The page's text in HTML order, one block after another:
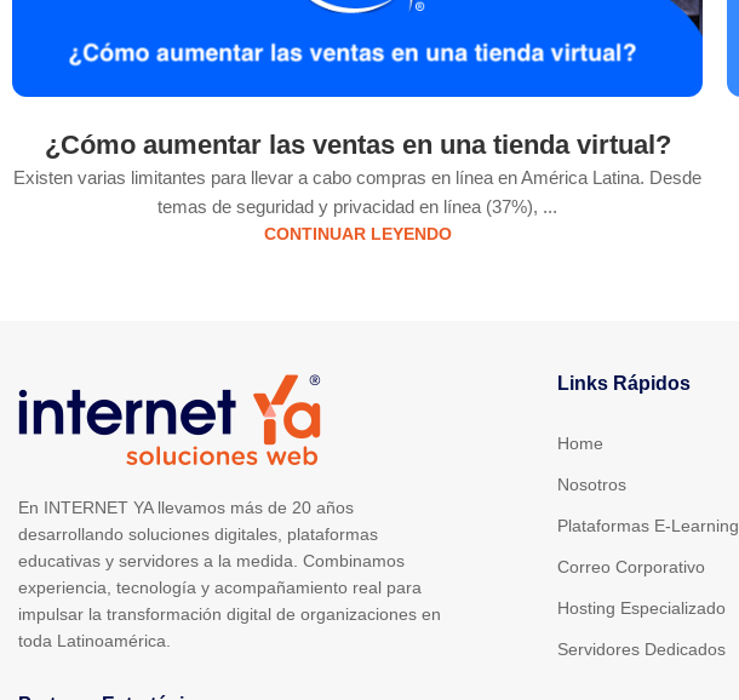
¿Cómo aumentar las ventas en una tienda virtual?
Existen varias limitantes para llevar a cabo compras en línea en América Latina. Desde
temas de seguridad y privacidad en línea (37%), ...
CONTINUAR LEYENDO
En INTERNET YA llevamos más de 20 años
desarrollando soluciones digitales, plataformas
educativas y servidores a la medida. Combinamos
experiencia, tecnología y acompañamiento real para
impulsar la transformación digital de organizaciones en
toda Latinoamérica.
Links Rápidos
Home
Nosotros
Plataformas E-Learning
Correo Corporativo
Hosting Especializado
Servidores Dedicados